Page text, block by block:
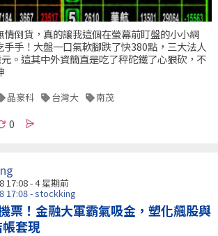
情倒貨，真的讓我這個在螢幕前盯盤的小小網
手！大盤一口氣軟腳跌了快380點，三大法人
。這其中外資簡直是吃了秤砣鐵了心狠砍，不
晶豪科 台灣大 南茂
0
17:08 - 4 星期前
17:08 - stockking
票！金融大軍霸氣吸金，塑化飆股與
套現